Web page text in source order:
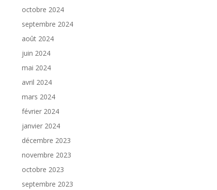
octobre 2024
septembre 2024
août 2024
juin 2024
mai 2024
avril 2024
mars 2024
février 2024
janvier 2024
décembre 2023
novembre 2023
octobre 2023
septembre 2023